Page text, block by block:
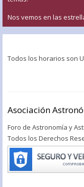
Nos vemos en las
Todos los horarios son
Asociación
Foro de Astronomía y
Todos los Derechos